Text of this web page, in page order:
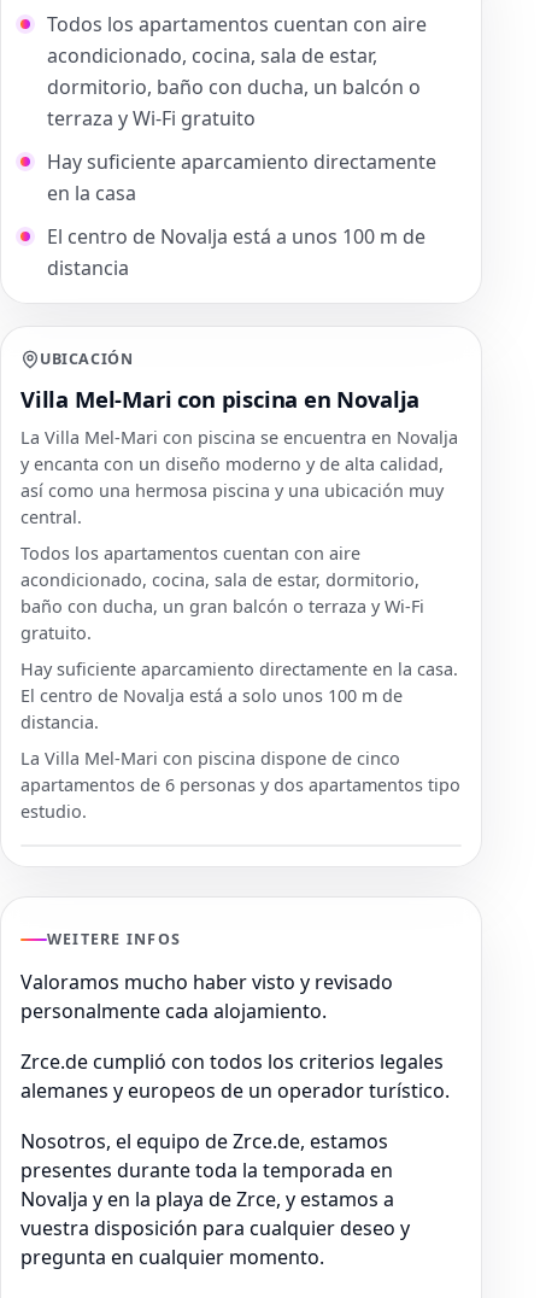
Todos los apartamentos cuentan con aire
acondicionado, cocina, sala de estar,
dormitorio, baño con ducha, un balcón o
terraza y Wi-Fi gratuito
Hay suficiente aparcamiento directamente
en la casa
El centro de Novalja está a unos 100 m de
distancia
UBICACIÓN
Villa Mel-Mari con piscina en Novalja
La Villa Mel-Mari con piscina se encuentra en Novalja
y encanta con un diseño moderno y de alta calidad,
así como una hermosa piscina y una ubicación muy
central.
Todos los apartamentos cuentan con aire
acondicionado, cocina, sala de estar, dormitorio,
baño con ducha, un gran balcón o terraza y Wi-Fi
gratuito.
Hay suficiente aparcamiento directamente en la casa.
El centro de Novalja está a solo unos 100 m de
distancia.
La Villa Mel-Mari con piscina dispone de cinco
apartamentos de 6 personas y dos apartamentos tipo
estudio.
WEITERE INFOS
Valoramos mucho haber visto y revisado
personalmente cada alojamiento.
Zrce.de cumplió con todos los criterios legales
alemanes y europeos de un operador turístico.
Nosotros, el equipo de Zrce.de, estamos
presentes durante toda la temporada en
Novalja y en la playa de Zrce, y estamos a
vuestra disposición para cualquier deseo y
pregunta en cualquier momento.